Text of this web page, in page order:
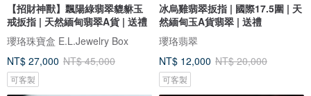
【招財神獸】飄陽綠翡翠貔貅玉
戒扳指 | 天然緬甸翡翠A貨 | 送禮
瓔珞珠寶盒 E.L.Jewelry Box
NT$ 27,000 NT$ 45,000
可客製
冰烏雞翡翠扳指 | 國際17.5圍 | 天
然緬甸玉A貨翡翠 | 送禮
瓔珞翡翠
NT$ 12,000 NT$ 20,000
可客製